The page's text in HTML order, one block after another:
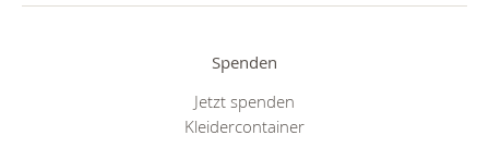
Spenden
Jetzt spenden
Kleidercontainer